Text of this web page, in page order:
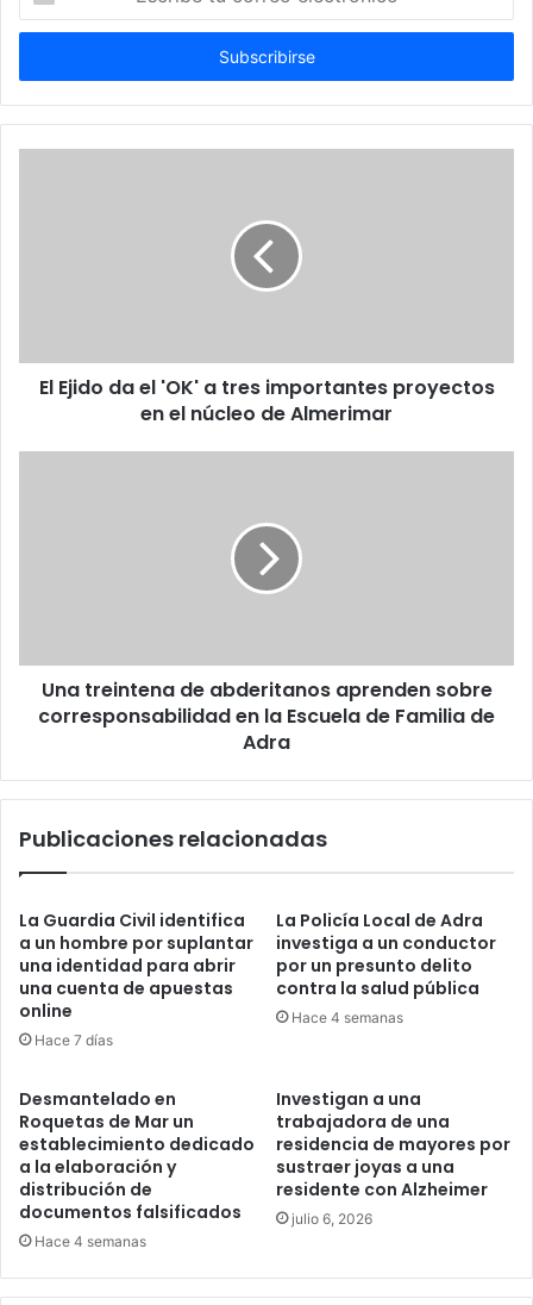
correo
El Ejido da el 'OK' a tres importantes proyectos
en el núcleo de Almerimar
Una treintena de abderitanos aprenden sobre
corresponsabilidad en la Escuela de Familia de
Adra
Publicaciones relacionadas
La Guardia Civil identifica
a un hombre por suplantar
una identidad para abrir
una cuenta de apuestas
online
Hace 7 días
La Policía Local de Adra
investiga a un conductor
por un presunto delito
contra la salud pública
Hace 4 semanas
Desmantelado en
Roquetas de Mar un
establecimiento dedicado
a la elaboración y
distribución de
documentos falsificados
Hace 4 semanas
Investigan a una
trabajadora de una
residencia de mayores por
sustraer joyas a una
residente con Alzheimer
julio 6, 2026